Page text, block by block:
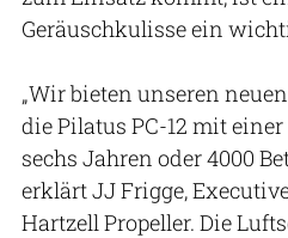
Geräuschkulisse ein
„Wir bieten unseren
die Pilatus PC-12 mit
sechs Jahren oder 4000
erklärt JJ Frigge,
Hartzell Propeller. Die